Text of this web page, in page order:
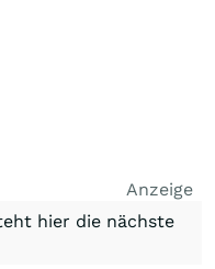
Anzeige
hier die nächste